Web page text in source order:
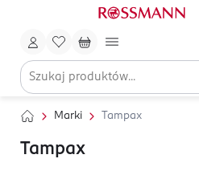
Marki Tampax
Tampax